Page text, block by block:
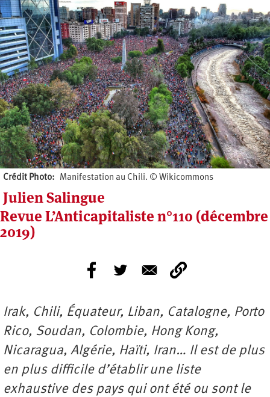
Crédit Photo Manifestation au Chili. © Wikicommons
Julien Salingue
Revue L’Anticapitaliste n°110 (décembre
2019)
Irak, Chili, Équateur, Liban, Catalogne, Porto
Rico, Soudan, Colombie, Hong Kong,
Nicaragua, Algérie, Haïti, Iran… Il est de plus
en plus difficile d’établir une liste
exhaustive des pays qui ont été ou sont le